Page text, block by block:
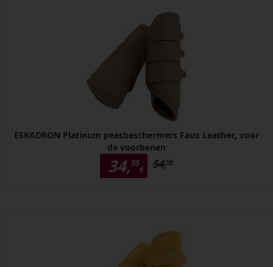
ESKADRON Platinum peesbeschermers Faux Leather, voor
de voorbenen
34,95
€ 54,95€